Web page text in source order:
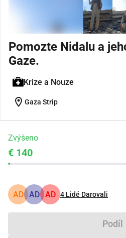
Pomozte Nidalu a
Gaze.
Krize a Nouze
location_on Gaza Strip
Zvýšeno
€ 140
AD AD AD 4 Lidé Darovali
Podíl